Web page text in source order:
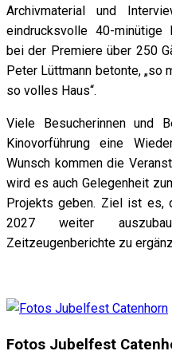
Archivmaterial und
eindrucksvolle 40-minütige
bei der Premiere über 250
Peter Lüttmann betonte, „so
so volles Haus“.
Viele Besucherinnen und
Kinovorführung eine
Wunsch kommen die
wird es auch Gelegenheit
Projekts geben. Ziel ist es,
2027 weiter
Zeitzeugenberichte zu
Fotos Jubelfest